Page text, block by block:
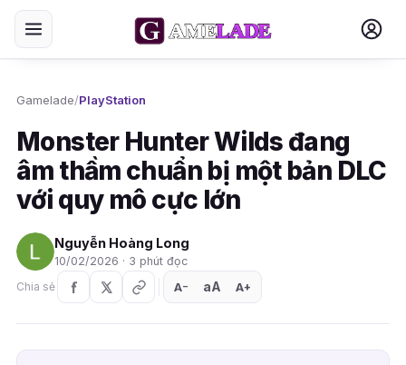
Gamelade/PlayStation
Monster Hunter Wilds đang
âm thầm chuẩn bị một bản DLC
với quy mô cực lớn
Nguyễn Hoàng Long
10/02/2026 · 3 phút đọc
Chia sẻ
A− aA A+